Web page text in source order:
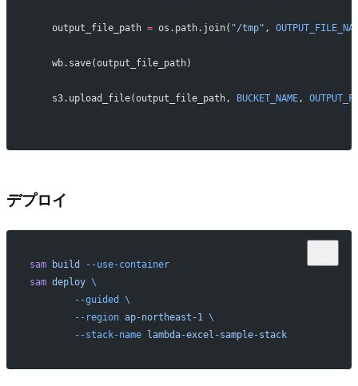
    output_file_path
= os.path.join( "/tmp" ,
    wb.save(output_file_path)
    s3.upload_file(output_file_path,
BUCKET_NAME,
デプロイ
sam build
--use-container
sam deploy \
	--guided
\
	--region
ap-northeast-1 \
	--stack-name
lambda-excel-sample-stack